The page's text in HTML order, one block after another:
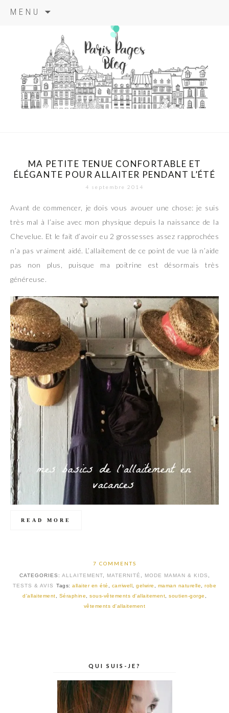
MENU
principal
paris pages
blog
MA PETITE TENUE CONFORTABLE ET
ÉLÉGANTE POUR ALLAITER PENDANT L’ÉTÉ
4 septembre 2014
Avant de commencer, je dois vous avouer une chose: je suis
très mal à l’aise avec mon physique depuis la naissance de la
Chevelue. Et le fait d’avoir eu 2 grossesses assez rapprochées
n’a pas vraiment aidé. L’allaitement de ce point de vue là n’aide
pas non plus, puisque ma poitrine est désormais très
généreuse.
READ MORE
7 COMMENTS
CATEGORIES: ALLAITEMENT, MATERNITÉ MODE MAMAN & KIDS
TESTS & AVIS
Tags: allaiter en été carriwell gelwire maman naturelle
robe
d'allaitement
Séraphine sous-vêtements d'allaitement soutien-gorge
vêtements d'allaitement
QUI SUIS-JE?